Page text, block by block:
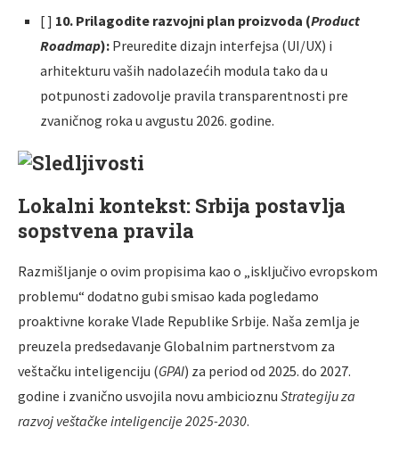
[ ] 10. Prilagodite razvojni plan proizvoda (Product
Roadmap): Preuredite dizajn interfejsa (UI/UX) i
arhitekturu vaših nadolazećih modula tako da u
potpunosti zadovolje pravila transparentnosti pre
zvaničnog roka u avgustu 2026. godine.
Lokalni kontekst: Srbija postavlja
sopstvena pravila
Razmišljanje o ovim propisima kao o „isključivo evropskom
problemu“ dodatno gubi smisao kada pogledamo
proaktivne korake Vlade Republike Srbije. Naša zemlja je
preuzela predsedavanje Globalnim partnerstvom za
veštačku inteligenciju (GPAI) za period od 2025. do 2027.
godine i zvanično usvojila novu ambicioznu Strategiju za
razvoj veštačke inteligencije 2025-2030.